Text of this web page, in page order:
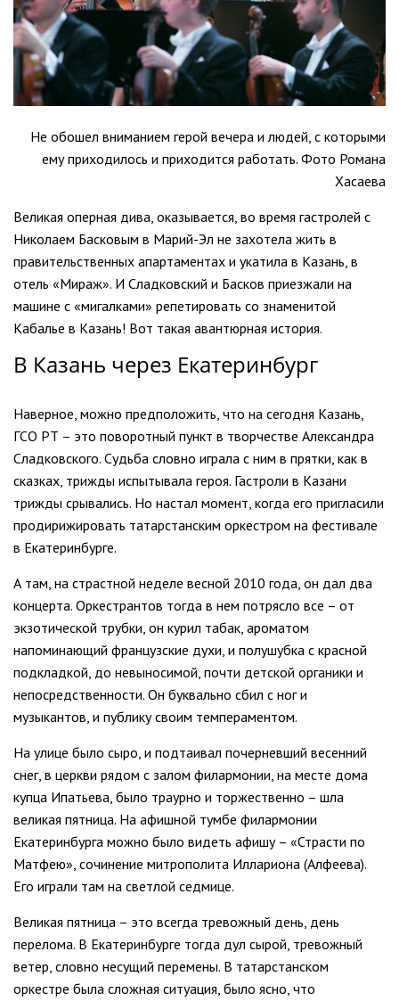
Не обошел вниманием герой вечера и людей, с которыми
ему приходилось и приходится работать. Фото Романа
Хасаева
Великая оперная дива, оказывается, во время гастролей с
Николаем Басковым в Марий-Эл не захотела жить в
правительственных апартаментах и укатила в Казань, в
отель «Мираж». И Сладковский и Басков приезжали на
машине с «мигалками» репетировать со знаменитой
Кабалье в Казань! Вот такая авантюрная история.
В Казань через Екатеринбург
Наверное, можно предположить, что на сегодня Казань,
ГСО РТ – это поворотный пункт в творчестве Александра
Сладковского. Судьба словно играла с ним в прятки, как в
сказках, трижды испытывала героя. Гастроли в Казани
трижды срывались. Но настал момент, когда его пригласили
продирижировать татарстанским оркестром на фестивале
в Екатеринбурге.
А там, на страстной неделе весной 2010 года, он дал два
концерта. Оркестрантов тогда в нем потрясло все – от
экзотической трубки, он курил табак, ароматом
напоминающий французские духи, и полушубка с красной
подкладкой, до невыносимой, почти детской органики и
непосредственности. Он буквально сбил с ног и
музыкантов, и публику своим темпераментом.
На улице было сыро, и подтаивал почерневший весенний
снег, в церкви рядом с залом филармонии, на месте дома
купца Ипатьева, было траурно и торжественно – шла
великая пятница. На афишной тумбе филармонии
Екатеринбурга можно было видеть афишу – «Страсти по
Матфею», сочинение митрополита Иллариона (Алфеева).
Его играли там на светлой седмице.
Великая пятница – это всегда тревожный день, день
перелома. В Екатеринбурге тогда дул сырой, тревожный
ветер, словно несущий перемены. В татарстанском
оркестре была сложная ситуация, было ясно, что